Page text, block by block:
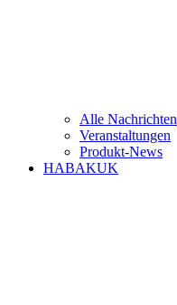
Alle Nachrichten
Veranstaltungen
Produkt-News
HABAKUK